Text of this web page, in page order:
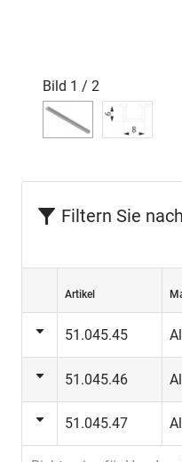
Bild 1 / 2
Filtern Sie
Artikel
51.045.45
51.045.46
51.045.47